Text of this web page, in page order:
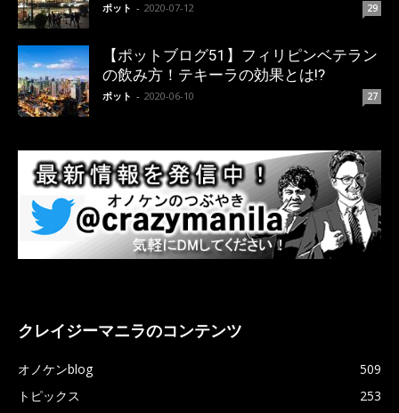
ポット - 2020-07-12 29
【ポットブログ51】フィリピンベテラン
の飲み方！テキーラの効果とは!?
ポット - 2020-06-10 27
クレイジーマニラのコンテンツ
オノケンblog
509
トピックス
253